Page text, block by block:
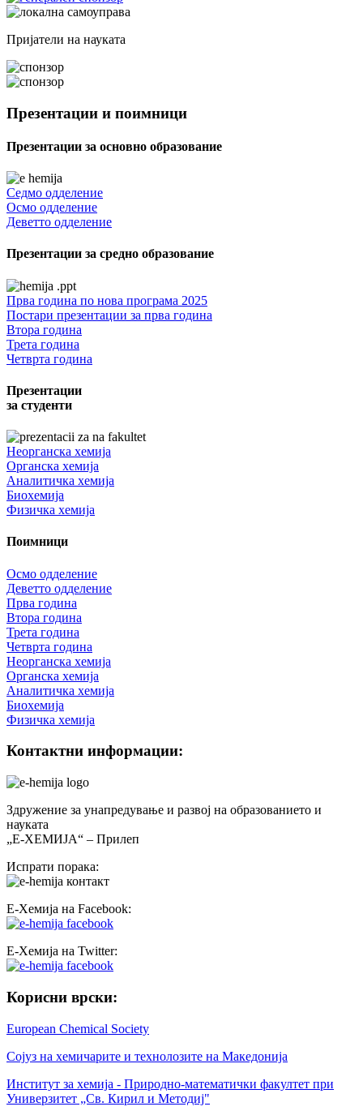
Пријатели на науката
Презентации и поимници
Презентации за основно образование
Седмо одделение
Осмо одделение
Деветто одделение
Презентации за средно образование
Прва година по нова програма 2025
Постари презентации за прва година
Втора година
Трета година
Четврта година
Презентации
за студенти
Неорганска хемија
Органска хемија
Аналитичка хемија
Биохемија
Физичка хемија
Поимници
Осмо одделение
Деветто одделение
Прва година
Втора година
Трета година
Четврта година
Неорганска хемија
Органска хемија
Аналитичка хемија
Биохемија
Физичка хемија
Контактни информации:
Здружение за унапредување и развој на образованието и
науката
„Е-ХЕМИЈА“ – Прилеп
Испрати порака:
Е-Хемија на Facebook:
Е-Хемија на Twitter:
Корисни врски:
European Chemical Society
Сојуз на хемичарите и технолозите на Македонија
Институт за хемија - Природно-математички факултет при
Универзитет „Св. Кирил и Методиј"